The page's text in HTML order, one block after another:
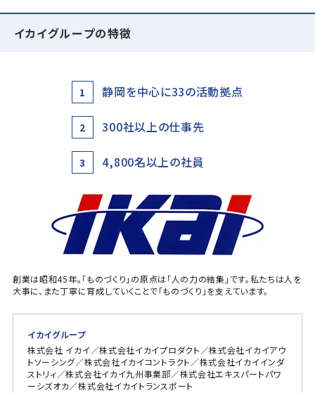
イカイグループの特徴
1 静岡を中心に33の活動拠点
2 300社以上の仕事先
3 4,800名以上の社員
創業は昭和45年。「ものづくり」の原点は「人の力の結集」です。私たちは人を
大事に、また丁寧に育成していくことで「ものづくり」を支えています。
イカイグループ
株式会社 イカイ／株式会社イカイプロダクト／株式会社イカイアウ
トソーシング／株式会社イカイコントラクト／株式会社イカイインダ
ストリィ／株式会社イカイ九州事業部／株式会社エキスパートパワ
ーシズオカ／株式会社イカイトランスポート